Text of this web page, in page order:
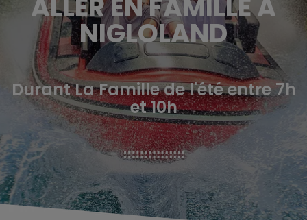
NIGLOLAND
Durant La Famille de l'été entre 7h
et 10h